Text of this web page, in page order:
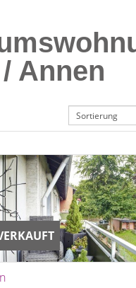
Annen